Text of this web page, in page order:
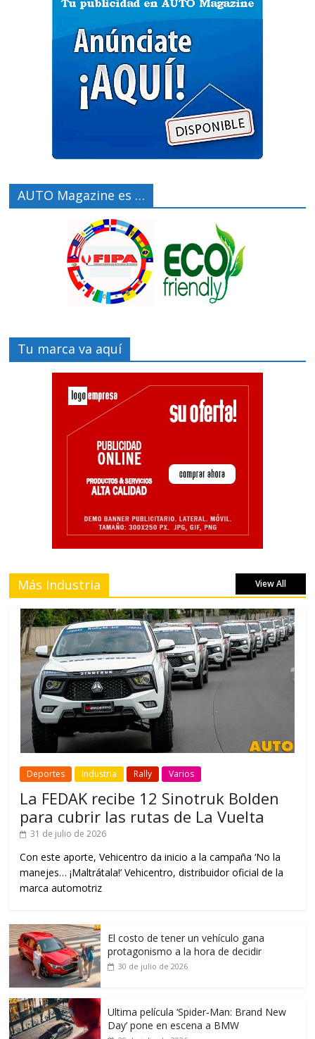
AUTO Magazine es …
Tu marca va aquí
Más Industria View All
Deportes Industria Rally Varios
La FEDAK recibe 12 Sinotruk Bolden
para cubrir las rutas de La Vuelta
31 de julio de 2026
Con este aporte, Vehicentro da inicio a la campaña ‘No la
manejes… ¡Maltrátala!’ Vehicentro, distribuidor oficial de la
marca automotriz
El costo de tener un vehículo gana
protagonismo a la hora de decidir
30 de julio de 2026
Ultima película ‘Spider‑Man: Brand New
Day’ pone en escena a BMW